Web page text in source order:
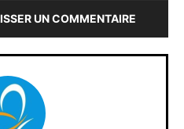
UN COMMENTAIRE